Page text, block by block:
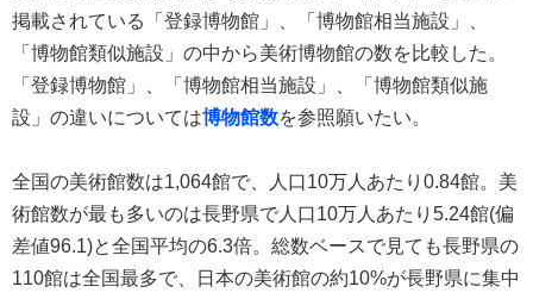
掲載されている「登録博物館」、「博物館相当施設」、
「博物館類似施設」の中から美術博物館の数を比較した。
「登録博物館」、「博物館相当施設」、「博物館類似施
設」の違いについては博物館数を参照願いたい。
全国の美術館数は1,064館で、人口10万人あたり0.84館。美
術館数が最も多いのは長野県で人口10万人あたり5.24館(偏
差値96.1)と全国平均の6.3倍。総数ベースで見ても長野県の
110館は全国最多で、日本の美術館の約10%が長野県に集中